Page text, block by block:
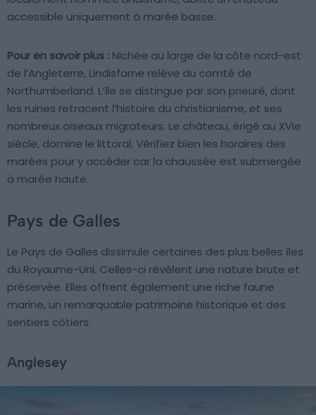
accessible uniquement à marée basse.
Pour en savoir plus : Nichée au large de la côte nord-est
de l’Angleterre, Lindisfarne relève du comté de
Northumberland. L’île se distingue par son prieuré, dont
les ruines retracent l’histoire du christianisme, et ses
nombreux oiseaux migrateurs. Le château, érigé au XVIe
siècle, domine le littoral. Vérifiez bien les horaires des
marées pour y accéder car la chaussée est submergée
à marée haute.
Pays de Galles
Le Pays de Galles dissimule certaines des plus belles îles
du Royaume-Uni. Celles-ci révèlent une nature brute et
préservée. Elles offrent également une riche faune
marine, un remarquable patrimoine historique et des
sentiers côtiers.
Anglesey